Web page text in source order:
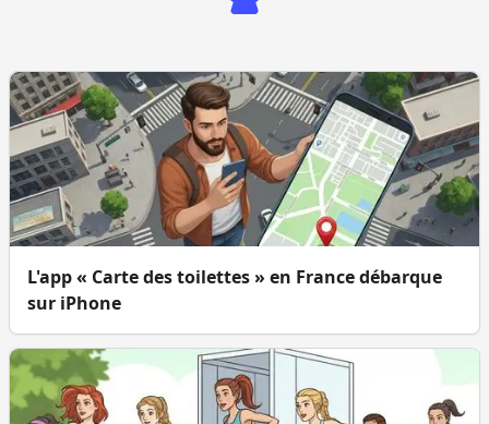
L'app « Carte des toilettes » en France débarque
sur iPhone